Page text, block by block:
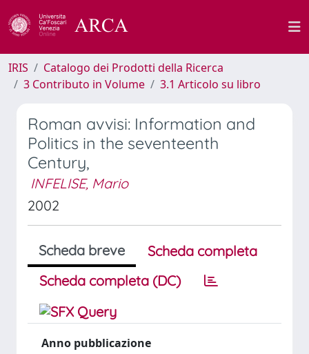
IRIS
Catalogo dei Prodotti della Ricerca
3 Contributo in Volume
3.1 Articolo su libro
Roman avvisi: Information and
Politics in the seventeenth
Century,
INFELISE, Mario
2002
Scheda breve
Scheda completa
Scheda completa (DC)
Anno pubblicazione